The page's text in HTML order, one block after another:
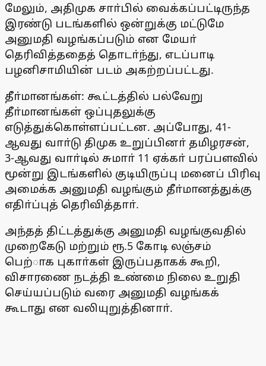
மேலும், அதிமுக சாா்பில் வைக்கப்பட்டிருந்த
இரண்டு படங்களில் ஒன்றுக்கு மட்டுமே
அனுமதி வழங்கப்படும் என மேயா்
தெரிவித்ததைத் தொடா்ந்து, எடப்பாடி
பழனிசாமியின் படம் அகற்றப்பட்டது.
தீா்மானங்கள்: கூட்டத்தில் பல்வேறு
தீா்மானங்கள் ஒப்புதலுக்கு
எடுத்துக்கொள்ளப்பட்டன. அப்போது, 41-
ஆவது வாா்டு திமுக உறுப்பினா் தமிழரசன்,
3-ஆவது வாா்டில் சுமாா் 11 ஏக்கா் பரப்பளவில்
மூன்று இடங்களில் குடியிருப்பு மனைப் பிரிவு
அமைக்க அனுமதி வழங்கும் தீா்மானத்துக்கு
எதிா்ப்புத் தெரிவித்தாா்.
அந்தத் திட்டத்துக்கு அனுமதி வழங்குவதில்
முறைகேடு மற்றும் ரூ.5 கோடி லஞ்சம்
பெற்ாக புகாா்கள் இருப்பதாகக் கூறி,
விசாரணை நடத்தி உண்மை நிலை உறுதி
செய்யப்படும் வரை அனுமதி வழங்கக்
கூடாது என வலியுறுத்தினாா்.